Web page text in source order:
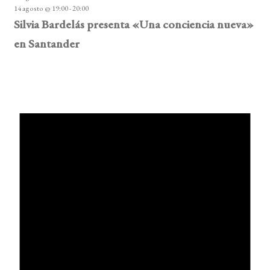
14 agosto @ 19:00-20:00
Silvia Bardelás presenta «Una conciencia nueva»
en Santander